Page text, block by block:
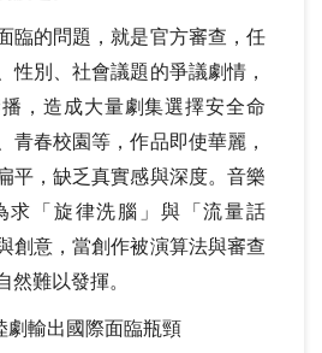
臨的問題，就是官方審查，任
性別、社會議題的爭議劇情，
，造成大量劇集選擇安全命
青春校園等，作品即使華麗，
平，缺乏真實感與深度。音樂
求「旋律洗腦」與「流量話
創意，當創作被演算法與審查
然難以發揮。
劇輸出國際面臨瓶頸